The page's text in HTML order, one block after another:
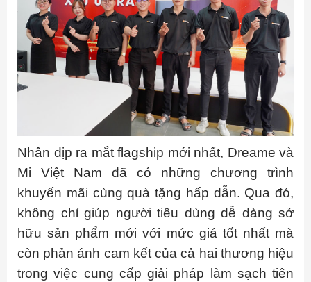
Nhân dịp ra mắt flagship mới nhất, Dreame và
Mi Việt Nam đã có những chương trình
khuyến mãi cùng quà tặng hấp dẫn. Qua đó,
không chỉ giúp người tiêu dùng dễ dàng sở
hữu sản phẩm mới với mức giá tốt nhất mà
còn phản ánh cam kết của cả hai thương hiệu
trong việc cung cấp giải pháp làm sạch tiên